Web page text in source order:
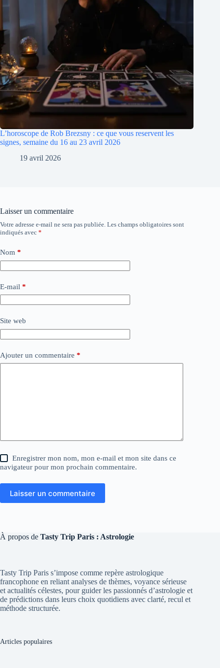
L’horoscope de Rob Brezsny : ce que vous reservent les
signes, semaine du 16 au 23 avril 2026
19 avril 2026
Laisser un commentaire
Votre adresse e-mail ne sera pas publiée. Les champs obligatoires sont
indiqués avec *
Nom *
E-mail *
Site web
Ajouter un commentaire *
Enregistrer mon nom, mon e-mail et mon site dans ce
navigateur pour mon prochain commentaire.
Laisser un commentaire
À propos de Tasty Trip Paris : Astrologie
Tasty Trip Paris s’impose comme repère astrologique
francophone en reliant analyses de thèmes, voyance sérieuse
et actualités célestes, pour guider les passionnés d’astrologie et
de prédictions dans leurs choix quotidiens avec clarté, recul et
méthode structurée.
Articles populaires